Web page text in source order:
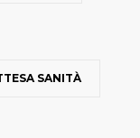
SANITÀ